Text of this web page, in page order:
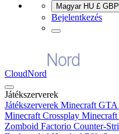
Magyar HU £ GBP
Bejelentkezés
CloudNord
Játékszerverek
Játékszerverek Minecraft
Minecraft Crossplay
Zomboid Factorio Counter-